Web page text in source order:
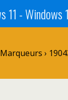
Marqueurs ›